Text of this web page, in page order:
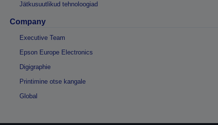
Jätkusuutlikud tehnoloogiad
Company
Executive Team
Epson Europe Electronics
Digigraphie
Printimine otse kangale
Global